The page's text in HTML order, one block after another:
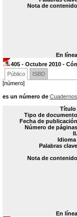
Nota de
En
405 - Octubre 2010 -
Público
ISBD
[número]
es un número de
Título
Tipo de
Fecha de
Número de
Idioma
Palabras
Nota de
En